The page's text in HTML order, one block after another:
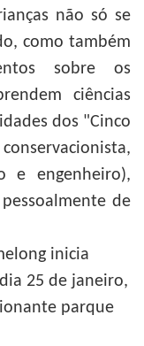
não só se
como também
sobre os
ciências
dos "Cinco
e engenheiro),
de